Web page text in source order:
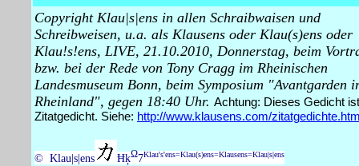
Copyright Klau|s|ens in allen Schraibwaisen und
Schreibweisen, u.a. als Klausens oder Klau(s)ens oder
Klau!s!ens, LIVE, 21.10.2010, Donnerstag, beim
bzw. bei der Rede von Tony Cragg im Rheinischen
Landesmuseum Bonn, beim Symposium "Avantgarden
Rheinland", gegen 18:40 Uhr. Achtung: Dieses Gedicht
Zitatgedicht. Siehe: http://www.klausens.com/
© Klau|s|ens ĦķΩ7Klau's'ens=Klau(s)ens=Klausens=Klau|s|ens